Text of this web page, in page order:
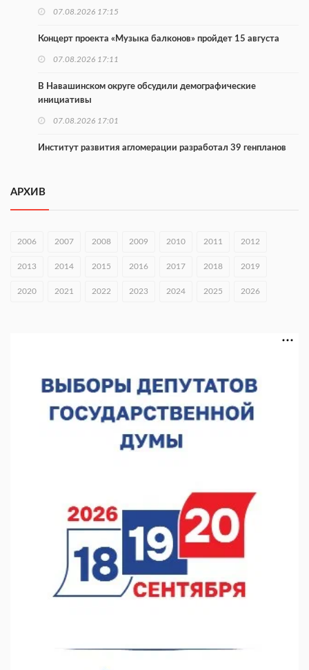
07.08.2026 17:15
Концерт проекта «Музыка балконов» пройдет 15 августа
07.08.2026 17:11
В Навашинском округе обсудили демографические
инициативы
07.08.2026 17:01
Институт развития агломерации разработал 39 генпланов
С 8 августа изменят схему движения на въезде в Нижний
Новгород
оперштаба
07.08.2026 14:54
пожарного
07.08.2026 12:15
В Нижнем Новгороде прошло совещание Росгвардии
07.08.2026 12:04
АРХИВ
2006 2007 2008 2009 2010 2011 2012
2013 2014 2015 2016 2017 2018 2019
2020 2021 2022 2023 2024 2025 2026